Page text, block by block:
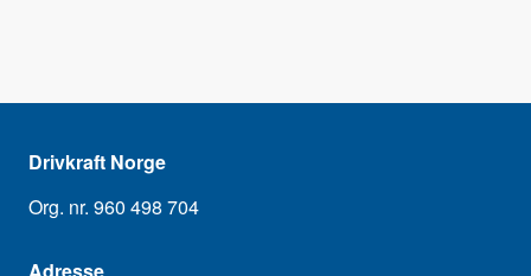
Drivkraft Norge
Org. nr. 960 498 704